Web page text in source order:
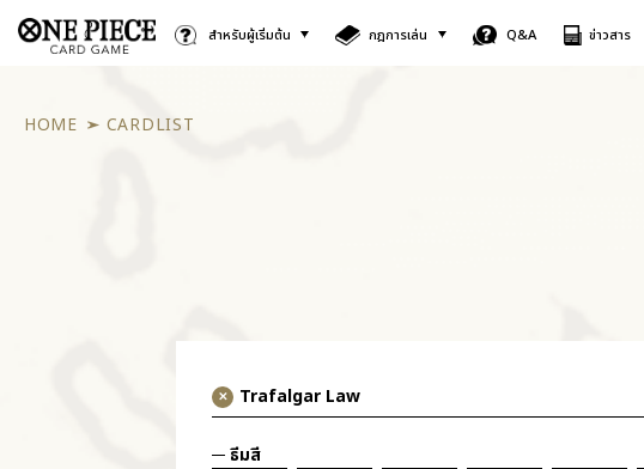
สำหรับผู้เริ่มต้น กฎการเล่น Q&A ข่าวสาร
HOME CARDLIST
ธีมสี